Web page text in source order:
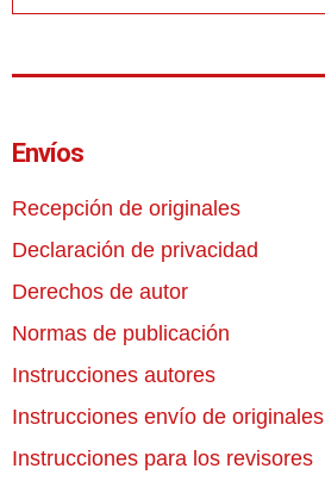
Envíos
Recepción de originales
Declaración de privacidad
Derechos de autor
Normas de publicación
Instrucciones autores
Instrucciones envío de originales
Instrucciones para los revisores